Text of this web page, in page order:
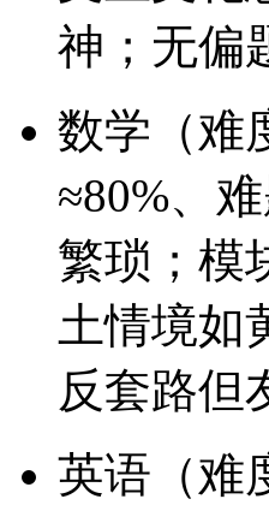
神；无偏
数学（难
≈80%、
繁琐；模
土情境如
反套路但
英语（难